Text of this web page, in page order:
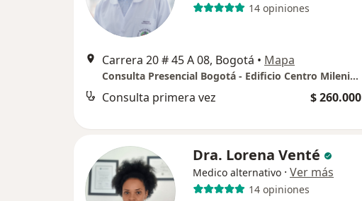
14 opiniones
Carrera 20 # 45 A 08, Bogotá • Mapa
Consulta Presencial Bogotá - Edificio Centro Milenio III - Consultorio 704
Consulta primera vez $ 260.000
Dra. Lorena Venté
Medico alternativo · Ver más
14 opiniones